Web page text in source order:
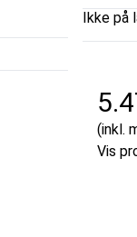
Ikke på
(inkl.
Vis